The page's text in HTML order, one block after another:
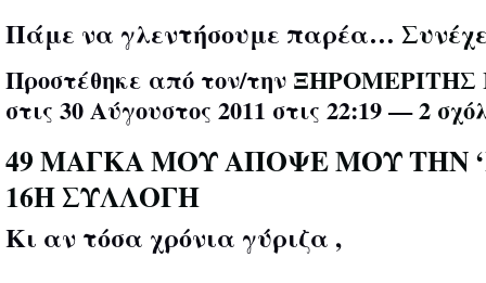
Πάμε να γλεντήσουμε παρέα…
Προστέθηκε από τον/την ΞΗΡΟΜΕΡΙΤΗΣ
στις 30 Αύγουστος 2011 στις 22:19 —2
49 ΜΑΓΚΑ ΜΟΥ ΑΠΟΨΕ ΜΟΥ ΤΗΝ
16Η ΣΥΛΛΟΓΗ
Κι αν τόσα χρόνια γύριζα ,